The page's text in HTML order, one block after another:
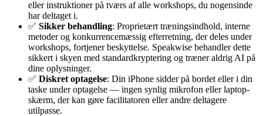
eller instruktioner på tværs af alle workshops, du nogensinde
har deltaget i.
✅ Sikker behandling: Proprietært træningsindhold, interne
metoder og konkurrencemæssig efterretning, der deles under
workshops, fortjener beskyttelse. Speakwise behandler dette
sikkert i skyen med standardkryptering og træner aldrig AI på
dine oplysninger.
✅ Diskret optagelse: Din iPhone sidder på bordet eller i din
taske under optagelse — ingen synlig mikrofon eller laptop-
skærm, der kan gøre facilitatoren eller andre deltagere
utilpasse.